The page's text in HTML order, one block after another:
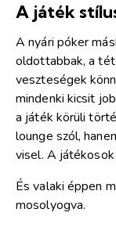
A játék
A nyári póker
oldottabbak, a
veszteségek
mindenki kicsit
a játék körüli
lounge szól,
visel. A
És valaki éppen
mosolyogva.